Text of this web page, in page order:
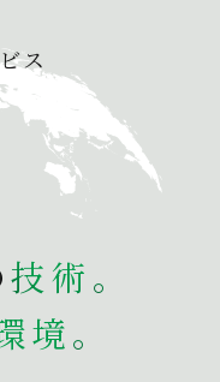
ス
技術。
境。